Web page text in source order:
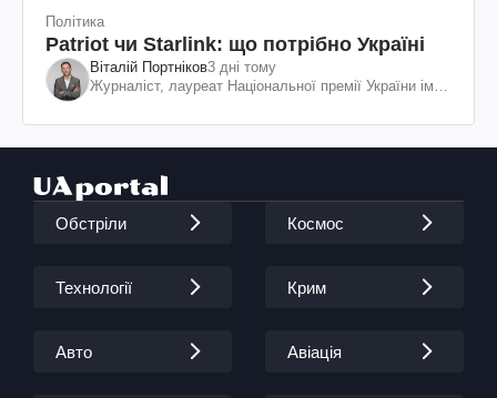
Політика
Patriot чи Starlink: що потрібно Україні
Віталій Портніков3 дні тому
Журналіст, лауреат Національної премії України ім.
Обстріли Космос
Технології Крим
Авто Авіація